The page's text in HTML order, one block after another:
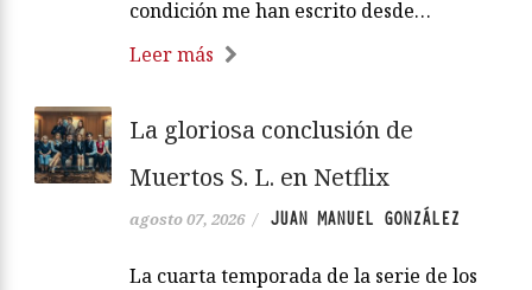
condición me han escrito desde…
Leer más
La gloriosa conclusión de
Muertos S. L. en Netflix
agosto 07, 2026 / JUAN MANUEL GONZÁLEZ
La cuarta temporada de la serie de los